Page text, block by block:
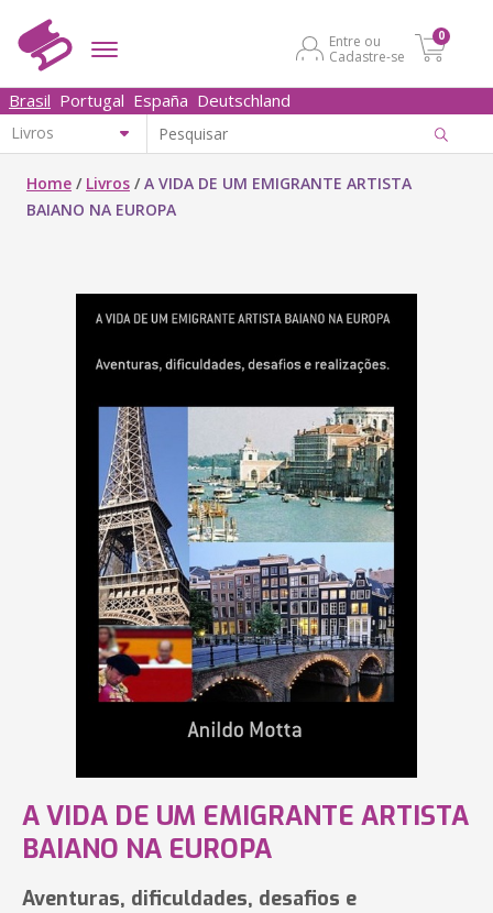
Entre ou
Cadastre-se
0
Brasil Portugal España Deutschland
Home / Livros /A VIDA DE UM EMIGRANTE ARTISTA
BAIANO NA EUROPA
A VIDA DE UM EMIGRANTE ARTISTA
BAIANO NA EUROPA
Aventuras, dificuldades, desafios e